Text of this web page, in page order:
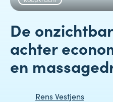
De
achter
en
Rens Vestjens